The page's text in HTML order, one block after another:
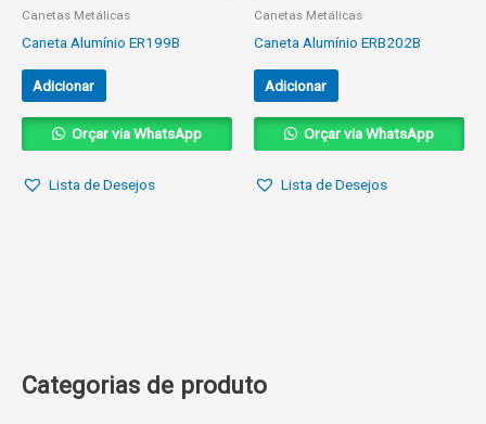
Categorias de produto
Canetas Metálicas
Caneta Alumínio ER199B
Adicionar
Orçar via WhatsApp
Lista de Desejos
Canetas Metálicas
Caneta Alumínio ERB202B
Adicionar
Orçar via WhatsApp
Lista de Desejos